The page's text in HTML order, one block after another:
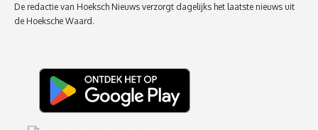
De redactie van Hoeksch Nieuws verzorgt dagelijks het laatste nieuws uit
de Hoeksche Waard.